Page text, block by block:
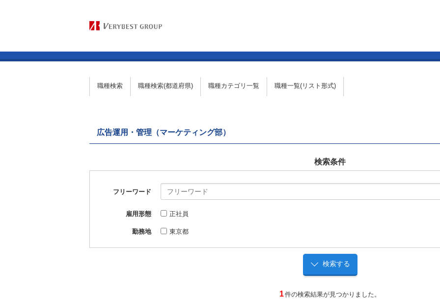
職種検索 職種検索(都道府県) 職種カテゴリ一覧 職種一覧(リスト形式)
広告運用・管理（マーケティング部）
検索条件
フリーワード
雇用形態 正社員
勤務地 東京都
1件の検索結果が見つかりました。